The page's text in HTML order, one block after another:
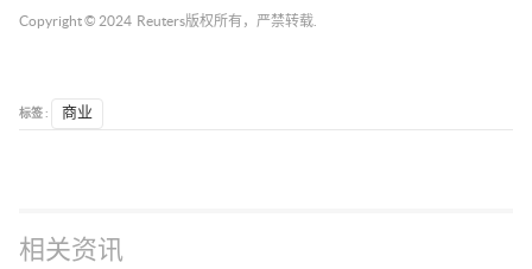
Copyright © 2024 Reuters版权所有，严禁转载.
标签 : 商业
相关资讯